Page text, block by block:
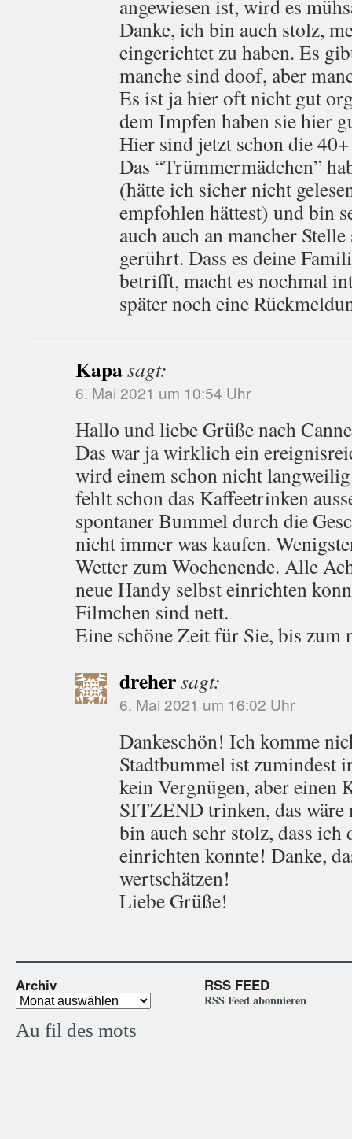
angewiesen ist, wird es
Danke, ich bin auch stolz,
eingerichtet zu haben. Es
manche sind doof, aber
Es ist ja hier oft nicht gut
dem Impfen haben sie hier
Hier sind jetzt schon die
Das “Trümmermädchen”
(hätte ich sicher nicht
empfohlen hättest) und bin
auch auch an mancher
gerührt. Dass es deine
betrifft, macht es nochmal
später noch eine
Kapasagt:
6. Mai 2021 um 10:54 Uhr
Hallo und liebe Grüße nach
Das war ja wirklich ein
wird einem schon nicht
fehlt schon das Kaffeetrinken
spontaner Bummel durch die
nicht immer was kaufen.
Wetter zum Wochenende. Alle
neue Handy selbst einrichten
Filmchen sind nett.
Eine schöne Zeit für Sie, bis zum
drehersagt:
6. Mai 2021 um 16:02 Uhr
Dankeschön! Ich komme
Stadtbummel ist zumindest
kein Vergnügen, aber einen
SITZEND trinken, das
bin auch sehr stolz, dass ich
einrichten konnte! Danke,
wertschätzen!
Liebe Grüße!
Archiv RSS FEED
RSS Feed abonnieren
Au fil des mots